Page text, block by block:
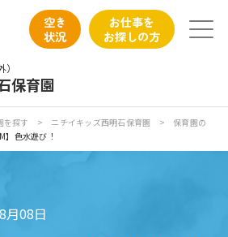
保育園
空き
状況
お仕事を
お探しの方
ること
を探す > ニチイキッズ西明石保育園 >
保育園の
】色水遊び！
月08日